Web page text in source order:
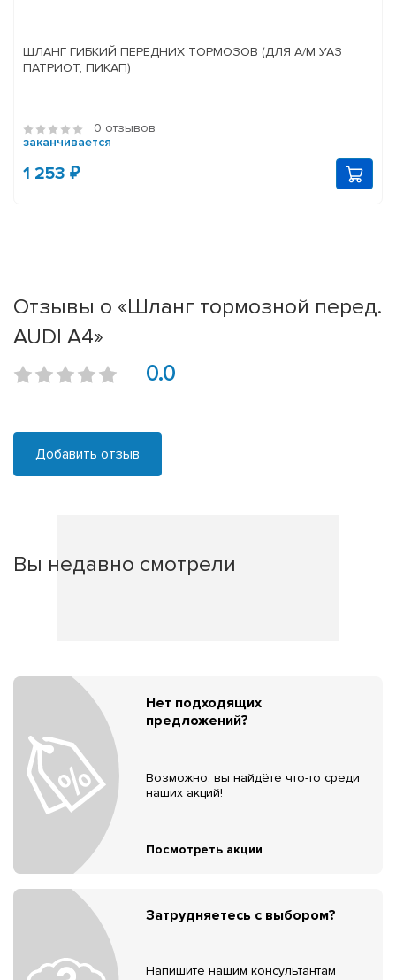
ШЛАНГ ГИБКИЙ ПЕРЕДНИХ ТОРМОЗОВ (ДЛЯ А/М УАЗ
ПАТРИОТ, ПИКАП)
0 отзывов
заканчивается
1 253 ₽
Отзывы о «Шланг тормозной перед.
AUDI A4»
0.0
Добавить отзыв
Вы недавно смотрели
Нет подходящих
предложений?
Возможно, вы найдёте что-то среди
наших акций!
Посмотреть акции
Затрудняетесь с выбором?
Напишите нашим консультантам